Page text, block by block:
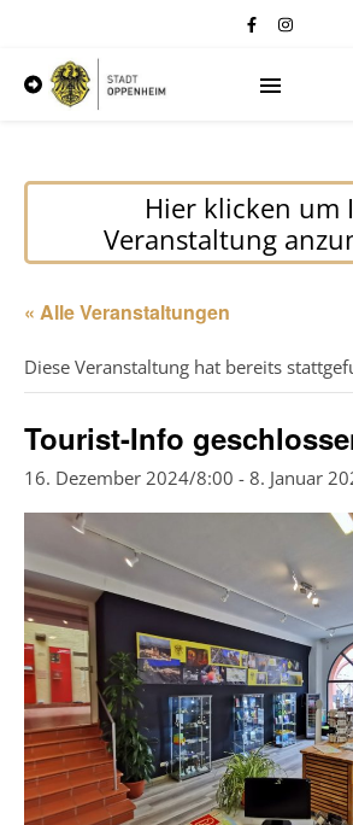
Hier klicken um
Veranstaltung
« Alle Veranstaltungen
Diese Veranstaltung hat bereits
Tourist-Info
16. Dezember 2024/8:00 - 8. Januar